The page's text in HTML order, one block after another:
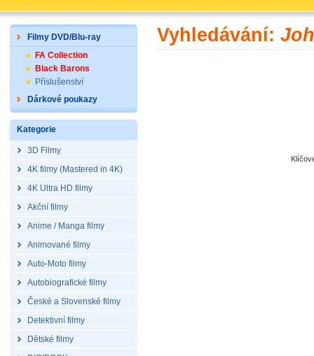
Filmy DVD/Blu-ray
FA Collection
Black Barons
Příslušenství
Dárkové poukazy
Kategorie
3D Filmy
4K filmy (Mastered in 4K)
4K Ultra HD filmy
Akční filmy
Anime / Manga filmy
Animované filmy
Auto-Moto filmy
Autobiografické filmy
České a Slovenské filmy
Detektivní filmy
Dětské filmy
Vyhledávání: